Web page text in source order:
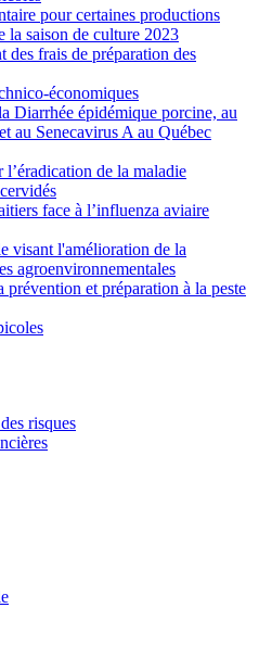
pour certaines productions
la saison de culture 2023
des frais de préparation des
économiques
Diarrhée épidémique porcine, au
au Senecavirus A au Québec
de la maladie
face à l’influenza aviaire
visant l'amélioration de la
agroenvironnementales
et préparation à la peste
risques